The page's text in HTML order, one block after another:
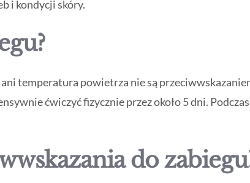
i kondycji skóry.
temperatura powietrza nie są
ćwiczyć fizycznie przez około 5 dni.
do